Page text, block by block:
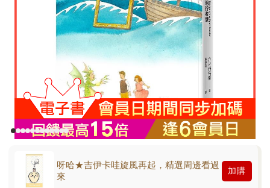
呀哈★吉伊卡哇旋風再起，精選周邊看過
來
加購